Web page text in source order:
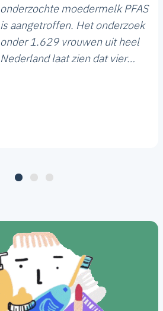
onderzochte moedermelk PFAS
is aangetroffen. Het onderzoek
onder 1.629 vrouwen uit heel
Nederland laat zien dat vier